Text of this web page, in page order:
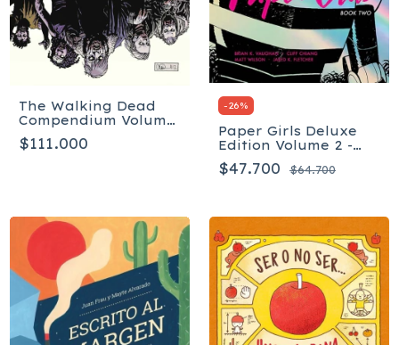
The Walking Dead
Compendium Volume
2 - Tapa blanda
$111.000
-26%
Paper Girls Deluxe
Edition Volume 2 -
Tapa dura
$47.700 $64.700